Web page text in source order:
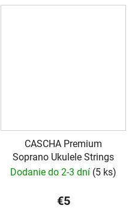
CASCHA Premium
Soprano Ukulele Strings
Dodanie do 2-3 dní (5 ks)
€5